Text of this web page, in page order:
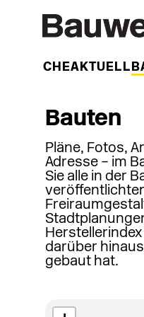
WOCHEAKTUELL
Bauten
Pläne, Fotos,
Adresse – im
Sie alle in der
darüber
gebaut hat.